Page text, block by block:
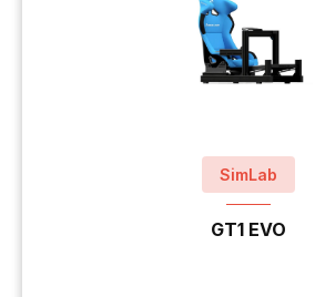
SimLab
GT1 EVO